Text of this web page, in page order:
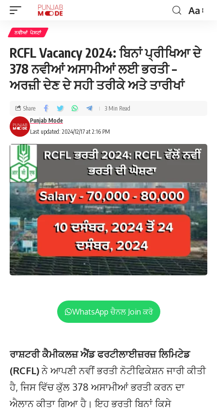
Aa
ਨਵੀਆਂ ਪੋਸਟਾਂ
RCFL Vacancy 2024: ਬਿਨਾਂ ਪ੍ਰੀਖਿਆ ਦੇ
378 ਨਵੀਆਂ ਅਸਾਮੀਆਂ ਲਈ ਭਰਤੀ –
ਅਰਜ਼ੀ ਦੇਣ ਦੇ ਸਹੀ ਤਰੀਕੇ ਅਤੇ ਤਾਰੀਖਾਂ
Last updated: 2024/12/17 at 2:16 PM
Punjab Mode
Share 3 Min Read
WhatsApp ਚੈਨਲ Join ਕਰੋ
ਰਾਸ਼ਟਰੀ ਕੈਮੀਕਲਜ਼ ਐਂਡ ਫਰਟੀਲਾਈਜ਼ਰਜ਼ ਲਿਮਿਟੇਡ
(RCFL)ਨੇ ਆਪਣੀ ਨਵੀਂ ਭਰਤੀ ਨੋਟੀਫਿਕੇਸ਼ਨ ਜਾਰੀ ਕੀਤੀ
ਹੈ, ਜਿਸ ਵਿੱਚ ਕੁੱਲ 378 ਅਸਾਮੀਆਂ ਭਰਤੀ ਕਰਨ ਦਾ
ਐਲਾਨ ਕੀਤਾ ਗਿਆ ਹੈ। ਇਹ ਭਰਤੀ ਬਿਨਾਂ ਕਿਸੇ